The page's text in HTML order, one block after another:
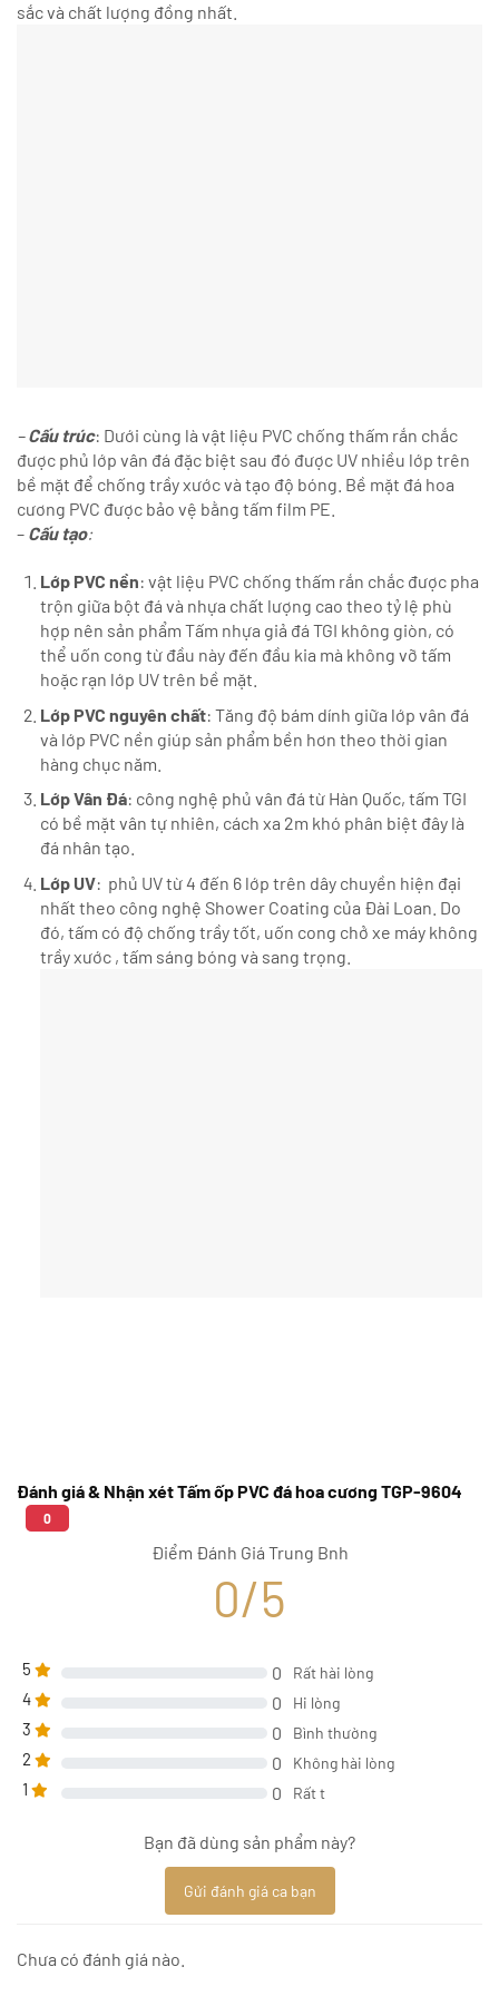
sắc và chất lượng đồng nhất.
–Cấu trúc: Dưới cùng là vật liệu PVC chống thấm rắn chắc
được phủ lớp vân đá đặc biệt sau đó được UV nhiều lớp trên
bề mặt để chống trầy xước và tạo độ bóng. Bề mặt đá hoa
cương PVC được bảo vệ bằng tấm film PE.
– Cấu tạo:
Lớp PVC nền: vật liệu PVC chống thấm rắn chắc được pha
trộn giữa bột đá và nhựa chất lượng cao theo tỷ lệ phù
hợp nên sản phẩm Tấm nhựa giả đá TGI không giòn, có
thể uốn cong từ đầu này đến đầu kia mà không vỡ tấm
hoặc rạn lớp UV trên bề mặt.
Lớp PVC nguyên chất: Tăng độ bám dính giữa lớp vân đá
và lớp PVC nền giúp sản phẩm bền hơn theo thời gian
hàng chục năm.
Lớp Vân Đá: công nghệ phủ vân đá từ Hàn Quốc, tấm TGI
có bề mặt vân tự nhiên, cách xa 2m khó phân biệt đây là
đá nhân tạo.
Lớp UV: phủ UV từ 4 đến 6 lớp trên dây chuyền hiện đại
nhất theo công nghệ Shower Coating của Đài Loan. Do
đó, tấm có độ chống trầy tốt, uốn cong chở xe máy không
trầy xước , tấm sáng bóng và sang trọng.
Đánh giá & Nhận xét Tấm ốp PVC đá hoa cương TGP-9604
0
Điểm Đánh Giá Trung Bnh
0/5
5 0 Rất hài lòng
4 0 Hi lòng
3 0 Bình thường
2 0 Không hài lòng
1 0 Rất t
Bạn đã dùng sản phẩm này?
Gửi đánh giá ca bạn
Chưa có đánh giá nào.